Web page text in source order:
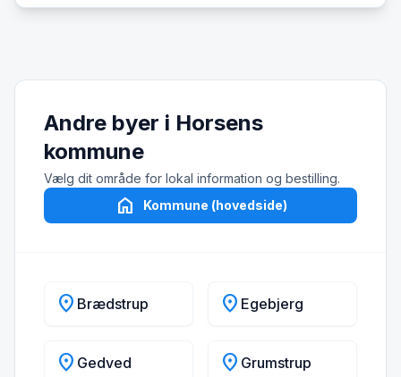
Andre byer i Horsens
kommune
Vælg dit område for lokal information og bestilling.
home Kommune (hovedside)
location_on Brædstrup location_on Egebjerg
location_on Gedved location_on Grumstrup